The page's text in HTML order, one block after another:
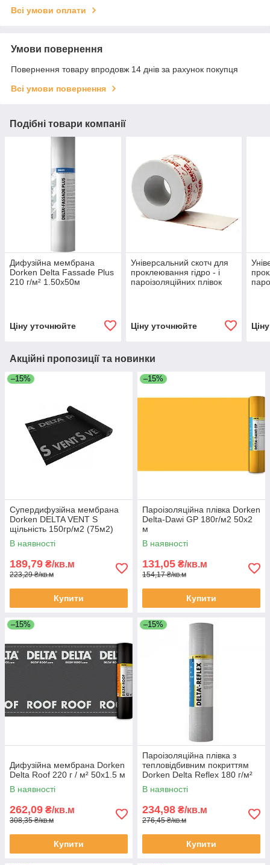
Всі умови оплати
Умови повернення
Повернення товару впродовж 14 днів за рахунок покупця
Всі умови повернення
Подібні товари компанії
Дифузійна мембрана
Dorken Delta Fassade Plus
210 г/м² 1.50х50м
Ціну уточнюйте
Універсальний скотч для
проклеювання гідро - і
пароізоляційних плівок
Ціну уточнюйте
Акційні пропозиції та новинки
–15%
Супердифузійна мембрана
Dorken DELTA VENT S
щільність 150гр/м2 (75м2)
В наявності
189,79 ₴/кв.м
223,29 ₴/кв.м
Купити
–15%
Пароізоляційна плівка Dorken
Delta-Dawi GP 180г/м2 50х2
м
В наявності
131,05 ₴/кв.м
154,17 ₴/кв.м
Купити
–15%
Дифузійна мембрана Dorken
Delta Roof 220 г / м² 50х1.5 м
В наявності
262,09 ₴/кв.м
308,35 ₴/кв.м
Купити
–15%
Пароізоляційна плівка з
тепловідбивним покриттям
Dorken Delta Reflex 180 г/м²
50х1.5м
В наявності
234,98 ₴/кв.м
276,45 ₴/кв.м
Купити